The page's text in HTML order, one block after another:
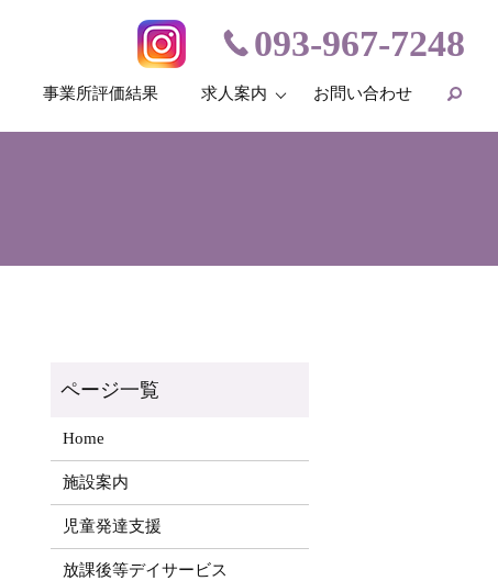
093-967-7248
事業所評価結果 求人案内 お問い合わせ
Home
施設案内
児童発達支援
放課後等デイサービス